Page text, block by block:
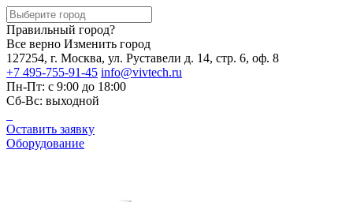
Правильный город?
Все верно Изменить город
127254, г. Москва, ул. Руставели д. 14, стр. 6, оф. 8
+7 495-755-91-45 info@vivtech.ru
Пн-Пт: с 9:00 до 18:00
Сб-Вс: выходной
Оставить заявку
Оборудование